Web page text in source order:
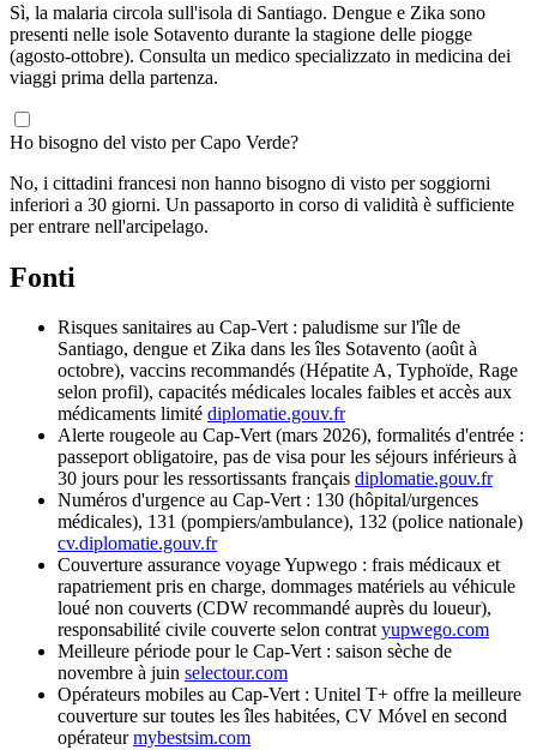
Sì, la malaria circola sull'isola di Santiago. Dengue e Zika sono
presenti nelle isole Sotavento durante la stagione delle piogge
(agosto-ottobre). Consulta un medico specializzato in medicina dei
viaggi prima della partenza.
Ho bisogno del visto per Capo Verde?
No, i cittadini francesi non hanno bisogno di visto per soggiorni
inferiori a 30 giorni. Un passaporto in corso di validità è sufficiente
per entrare nell'arcipelago.
Fonti
Risques sanitaires au Cap-Vert : paludisme sur l'île de
Santiago, dengue et Zika dans les îles Sotavento (août à
octobre), vaccins recommandés (Hépatite A, Typhoïde, Rage
selon profil), capacités médicales locales faibles et accès aux
médicaments limité diplomatie.gouv.fr
Alerte rougeole au Cap-Vert (mars 2026), formalités d'entrée :
passeport obligatoire, pas de visa pour les séjours inférieurs à
30 jours pour les ressortissants français diplomatie.gouv.fr
Numéros d'urgence au Cap-Vert : 130 (hôpital/urgences
médicales), 131 (pompiers/ambulance), 132 (police nationale)
cv.diplomatie.gouv.fr
Couverture assurance voyage Yupwego : frais médicaux et
rapatriement pris en charge, dommages matériels au véhicule
loué non couverts (CDW recommandé auprès du loueur),
responsabilité civile couverte selon contrat yupwego.com
Meilleure période pour le Cap-Vert : saison sèche de
novembre à juin selectour.com
Opérateurs mobiles au Cap-Vert : Unitel T+ offre la meilleure
couverture sur toutes les îles habitées, CV Móvel en second
opérateur mybestsim.com